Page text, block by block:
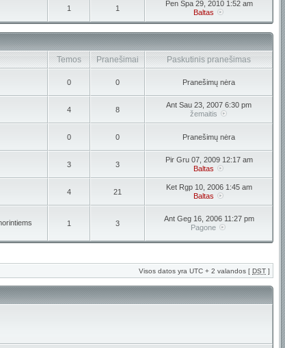
1 1
Pen Spa 29, 2010 1:52 am
Baltas
Temos Pranešimai
Paskutinis pranešimas
0 0 Pranešimų nėra
4 8
Ant Sau 23, 2007 6:30 pm
žemaitis
0 0 Pranešimų nėra
3 3
Pir Gru 07, 2009 12:17 am
Baltas
4 21
Ket Rgp 10, 2006 1:45 am
Baltas
1 3
Ant Geg 16, 2006 11:27 pm
Pagone
Visos datos yra UTC + 2 valandos [ DST ]